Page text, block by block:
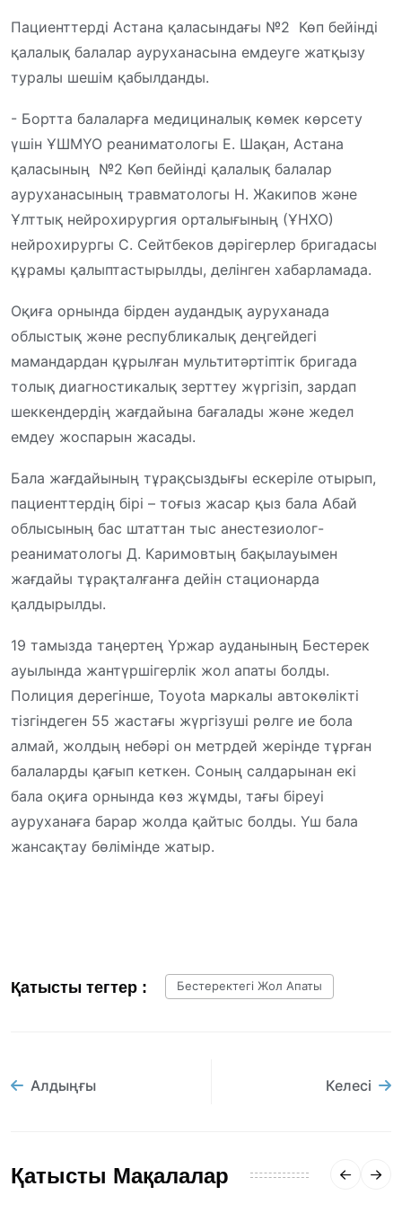
Пациенттерді Астана қаласындағы №2 Көп бейінді
қалалық балалар ауруханасына емдеуге жатқызу
туралы шешім қабылданды.
- Бортта балаларға медициналық көмек көрсету
үшін ҰШМҮО реаниматологы Е. Шақан, Астана
қаласының №2 Көп бейінді қалалық балалар
ауруханасының травматологы Н. Жакипов және
Ұлттық нейрохирургия орталығының (ҰНХО)
нейрохирургы С. Сейтбеков дәрігерлер бригадасы
құрамы қалыптастырылды, делінген хабарламада.
Оқиға орнында бірден аудандық ауруханада
облыстық және республикалық деңгейдегі
мамандардан құрылған мультитәртіптік бригада
толық диагностикалық зерттеу жүргізіп, зардап
шеккендердің жағдайына бағалады және жедел
емдеу жоспарын жасады.
Бала жағдайының тұрақсыздығы ескеріле отырып,
пациенттердің бірі – тоғыз жасар қыз бала Абай
облысының бас штаттан тыс анестезиолог-
реаниматологы Д. Каримовтың бақылауымен
жағдайы тұрақталғанға дейін стационарда
қалдырылды.
19 тамызда таңертең Үржар ауданының Бестерек
ауылында жантүршігерлік жол апаты болды.
Полиция дерегінше, Toyota маркалы автокөлікті
тізгіндеген 55 жастағы жүргізуші рөлге ие бола
алмай, жолдың небәрі он метрдей жерінде тұрған
балаларды қағып кеткен. Соның салдарынан екі
бала оқиға орнында көз жұмды, тағы біреуі
ауруханаға барар жолда қайтыс болды. Үш бала
жансақтау бөлімінде жатыр.
Қатысты тегтер : Бестеректегі Жол Апаты
Алдыңғы Келесі
Қатысты Мақалалар